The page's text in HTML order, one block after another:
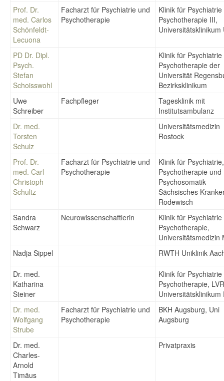
Prof. Dr.
med. Carlos
Schönfeldt-
Lecuona
Facharzt für Psychiatrie und
Psychotherapie
Klinik für
Psychotherapie III,
Universitätsklinikum
PD Dr. Dipl.
Psych.
Stefan
Schoisswohl
Klinik für
Psychotherapie der
Universität
Bezirksklinikum
Uwe
Schreiber
Fachpfleger
Tagesklinik mit
Institutsambulanz
Dr. med.
Torsten
Schulz
Universitätsmedizin
Rostock
Prof. Dr.
med. Carl
Christoph
Schultz
Facharzt für Psychiatrie und
Psychotherapie
Klinik für Psychiatrie,
Psychotherapie und
Psychosomatik
Sächsisches
Rodewisch
Sandra
Schwarz
Neurowissenschaftlerin
Klinik für
Psychotherapie,
Universitätsmedizin
Nadja Sippel
RWTH Uniklinik
Dr. med.
Katharina
Steiner
Klinik für
Psychotherapie,
Universitätsklinikum
Dr. med.
Wolfgang
Strube
Facharzt für Psychiatrie und
Psychotherapie
BKH Augsburg, Uni
Augsburg
Dr. med.
Charles-
Arnold
Timäus
Privatpraxis